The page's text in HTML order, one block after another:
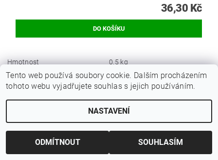
36,30 Kč
Hmotnost 0.5 kg
Bezpečnostní list (228.7 kB)
Buďte první, kdo napíše příspěvek k této položce.
Tento web používá soubory cookie. Dalším procházením
tohoto webu vyjadřujete souhlas s jejich používáním.
NASTAVENÍ
ODMÍTNOUT SOUHLASÍM